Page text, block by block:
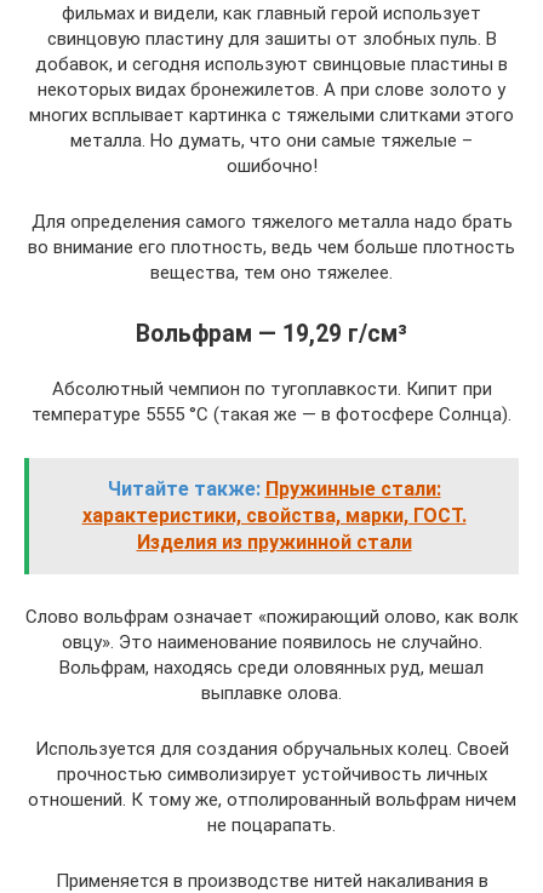
фильмах и видели, как главный герой использует
свинцовую пластину для зашиты от злобных пуль. В
добавок, и сегодня используют свинцовые пластины в
некоторых видах бронежилетов. А при слове золото у
многих всплывает картинка с тяжелыми слитками этого
металла. Но думать, что они самые тяжелые –
ошибочно!
Для определения самого тяжелого металла надо брать
во внимание его плотность, ведь чем больше плотность
вещества, тем оно тяжелее.
Вольфрам — 19,29 г/см³
Абсолютный чемпион по тугоплавкости. Кипит при
температуре 5555 °C (такая же — в фотосфере Солнца).
Читайте также: Пружинные стали:
характеристики, свойства, марки, ГОСТ.
Изделия из пружинной стали
Слово вольфрам означает «пожирающий олово, как волк
овцу». Это наименование появилось не случайно.
Вольфрам, находясь среди оловянных руд, мешал
выплавке олова.
Используется для создания обручальных колец. Своей
прочностью символизирует устойчивость личных
отношений. К тому же, отполированный вольфрам ничем
не поцарапать.
Применяется в производстве нитей накаливания в